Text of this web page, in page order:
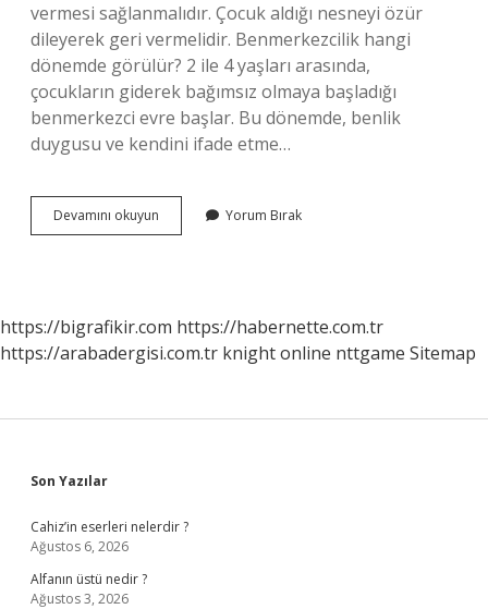
vermesi sağlanmalıdır. Çocuk aldığı nesneyi özür
dileyerek geri vermelidir. Benmerkezcilik hangi
dönemde görülür? 2 ile 4 yaşları arasında,
çocukların giderek bağımsız olmaya başladığı
benmerkezci evre başlar. Bu dönemde, benlik
duygusu ve kendini ifade etme…
Devamını okuyun Benmerkezci
Çocuğa
Yorum Bırak
https://bigrafikir.com https://habernette.com.tr
https://arabadergisi.com.tr knight online nttgame Sitemap
Sidebar
Son Yazılar
Cahiz’in eserleri nelerdir ?
Ağustos 6, 2026
Alfanın üstü nedir ?
Ağustos 3, 2026